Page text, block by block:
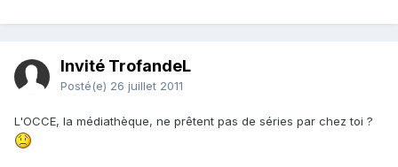
Invité TrofandeL
Posté(e) 26 juillet 2011
L'OCCE, la médiathèque, ne prêtent pas de séries par chez toi ?